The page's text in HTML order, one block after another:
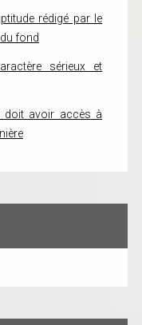
rédigé par le
fond
sérieux et
doit avoir accès à